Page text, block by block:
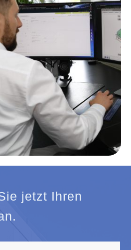
jetzt Ihren